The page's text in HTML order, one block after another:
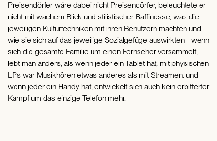
Preisendörfer wäre dabei nicht Preisendörfer, beleuchtete er
nicht mit wachem Blick und stilistischer Raffinesse, was die
jeweiligen Kulturtechniken mit ihren Benutzern machten und
wie sie sich auf das jeweilige Sozialgefüge auswirkten - wenn
sich die gesamte Familie um einen Fernseher versammelt,
lebt man anders, als wenn jeder ein Tablet hat; mit physischen
LPs war Musikhören etwas anderes als mit Streamen; und
wenn jeder ein Handy hat, entwickelt sich auch kein erbitterter
Kampf um das einzige Telefon mehr.